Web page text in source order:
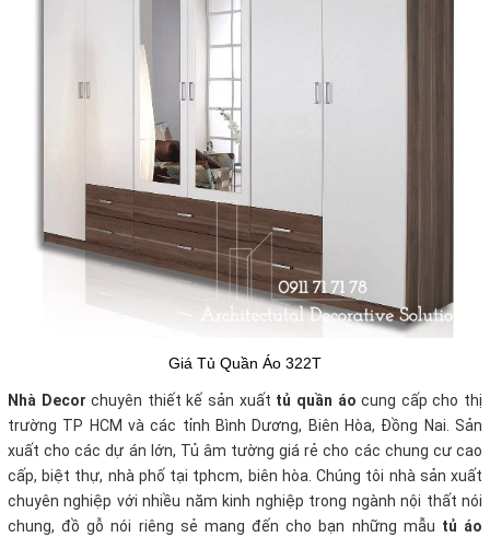
Giá Tủ Quần Áo 322T
Nhà Decor chuyên thiết kế sản xuất tủ quần áo cung cấp cho thị
trường TP HCM và các tỉnh Bình Dương, Biên Hòa, Đồng Nai. Sản
xuất cho các dự án lớn, Tủ âm tường giá rẻ cho các chung cư cao
cấp, biệt thự, nhà phố tại tphcm, biên hòa. Chúng tôi nhà sản xuất
chuyên nghiệp với nhiều năm kinh nghiệp trong ngành nội thất nói
chung, đồ gỗ nói riêng sẻ mang đến cho bạn những mẫu tủ áo